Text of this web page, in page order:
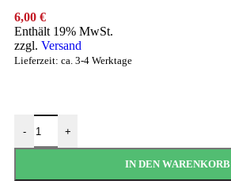
6,00 €
Enthält 19% MwSt.
zzgl. Versand
Lieferzeit: ca. 3-4 Werktage
- +
IN DEN WARENKORB